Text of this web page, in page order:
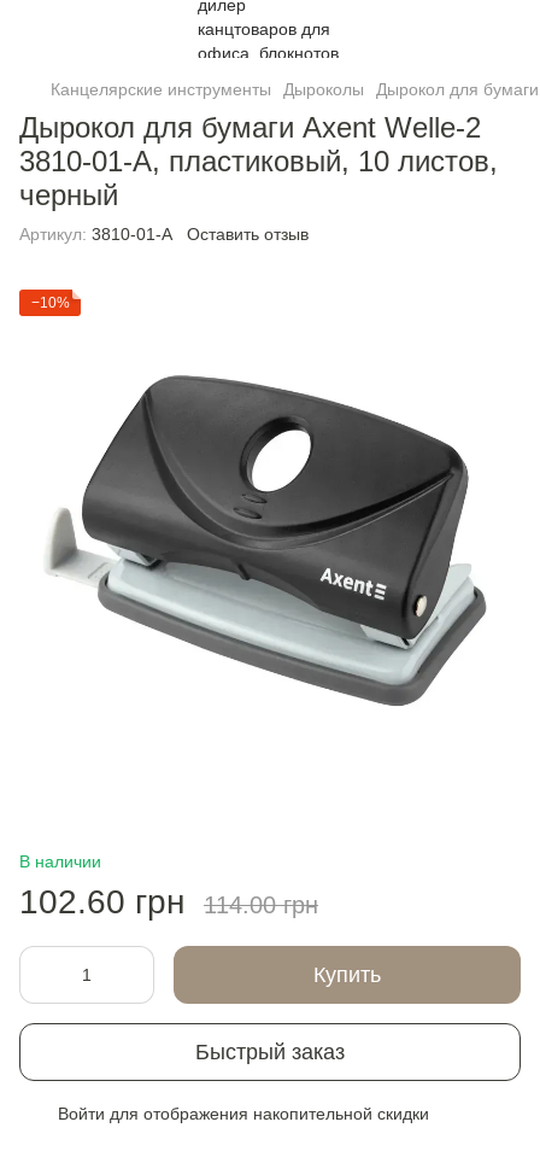
Канцелярские инструменты Дыроколы Дырокол для
Дырокол для бумаги Axent Welle-2
3810-01-A, пластиковый, 10 листов,
черный
Артикул: 3810-01-A Оставить отзыв
−10%
В наличии
102.60 грн 114.00 грн
Купить
Быстрый заказ
Войти для отображения накопительной скидки